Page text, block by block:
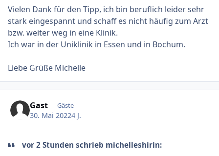
Vielen Dank für den Tipp, ich bin beruflich leider sehr
stark eingespannt und schaff es nicht häufig zum Arzt
bzw. weiter weg in eine Klinik.
Ich war in der Uniklinik in Essen und in Bochum.
Liebe Grüße Michelle
Gast Gäste
30. Mai 20224 J.
vor 2 Stunden schrieb michelleshirin: